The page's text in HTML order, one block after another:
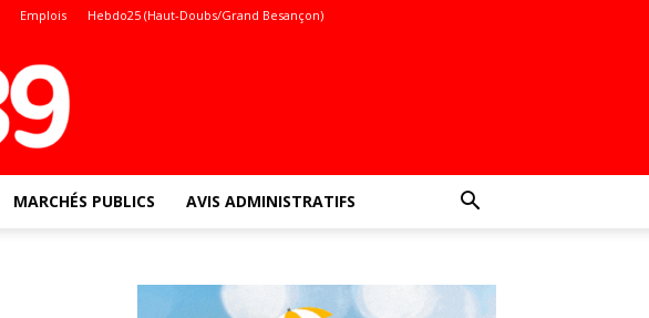
Emplois Hebdo25 (Haut-Doubs/Grand Besançon)
MARCHÉS PUBLICS AVIS ADMINISTRATIFS